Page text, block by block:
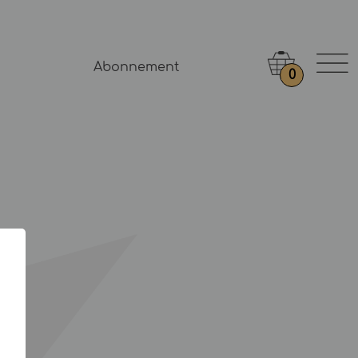
Abonnement
0